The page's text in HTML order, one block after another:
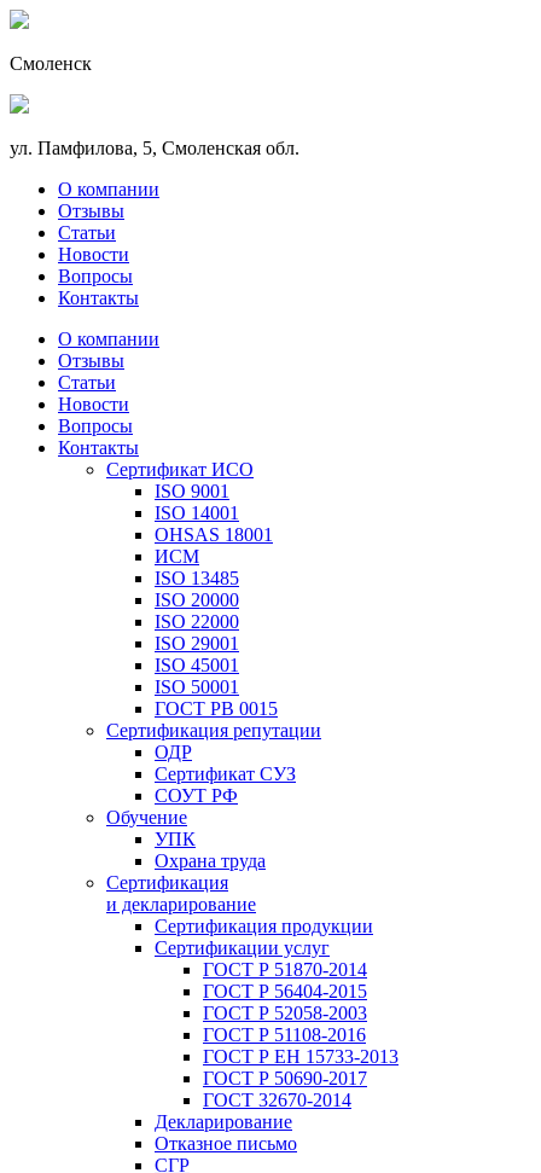
Смоленск
ул. Памфилова, 5, Смоленская обл.
О компании
Отзывы
Статьи
Новости
Вопросы
Контакты
О компании
Отзывы
Статьи
Новости
Вопросы
Контакты
Сертификат ИСО
ISO 9001
ISO 14001
OHSAS 18001
ИСМ
ISO 13485
ISO 20000
ISO 22000
ISO 29001
ISO 45001
ISO 50001
ГОСТ РВ 0015
Сертификация репутации
ОДР
Сертификат СУЗ
СОУТ РФ
Обучение
УПК
Охрана труда
Сертификация
и декларирование
Сертификация продукции
Сертификации услуг
ГОСТ Р 51870-2014
ГОСТ Р 56404-2015
ГОСТ Р 52058-2003
ГОСТ Р 51108-2016
ГОСТ Р ЕН 15733-2013
ГОСТ Р 50690-2017
ГОСТ 32670-2014
Декларирование
Отказное письмо
СГР